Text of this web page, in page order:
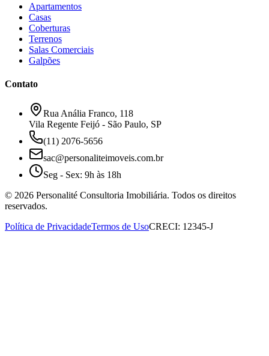
Apartamentos
Casas
Coberturas
Terrenos
Salas Comerciais
Galpões
Contato
Rua Anália Franco, 118
Vila Regente Feijó - São Paulo, SP
(11) 2076-5656
sac@personaliteimoveis.com.br
Seg - Sex: 9h às 18h
© 2026 Personalité Consultoria Imobiliária. Todos os direitos
reservados.
Política de PrivacidadeTermos de UsoCRECI: 12345-J